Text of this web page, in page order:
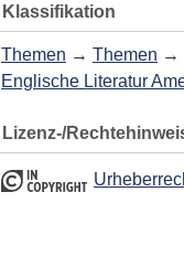
Klassifikation
Themen → Themen →
Englische Literatur
Lizenz-/